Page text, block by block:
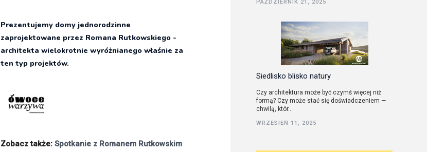
Prezentujemy domy jednorodzinne
zaprojektowane przez Romana Rutkowskiego -
architekta wielokrotnie wyróżnianego właśnie za
ten typ projektów.
Zobacz także:Spotkanie z Romanem Rutkowskim
PAŹDZIERNIK 21, 2025
Siedlisko blisko natury
Czy architektura może być czymś więcej niż
formą? Czy może stać się doświadczeniem —
chwilą, któr...
WRZESIEŃ 11, 2025